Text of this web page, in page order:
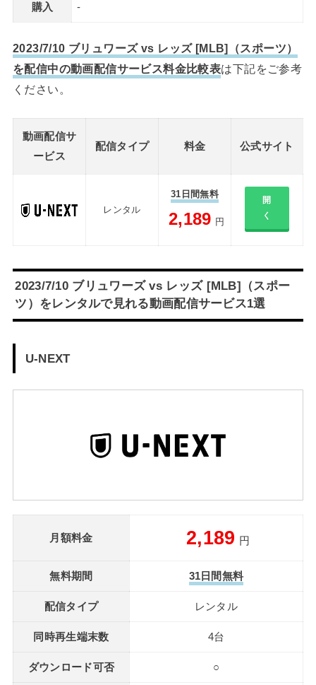
購入 -
2023/7/10 ブリュワーズ vs レッズ [MLB]（スポーツ）
を配信中の動画配信サービス料金比較表は下記をご参考
ください。
動画配信サ
ービス
配信タイプ 料金 公式サイト
レンタル
31日間無料
2,189 円
開
く
2023/7/10 ブリュワーズ vs レッズ [MLB]（スポー
ツ）をレンタルで見れる動画配信サービス1選
U-NEXT
月額料金 2,189 円
無料期間 31日間無料
配信タイプ レンタル
同時再生端末数 4台
ダウンロード可否 ○